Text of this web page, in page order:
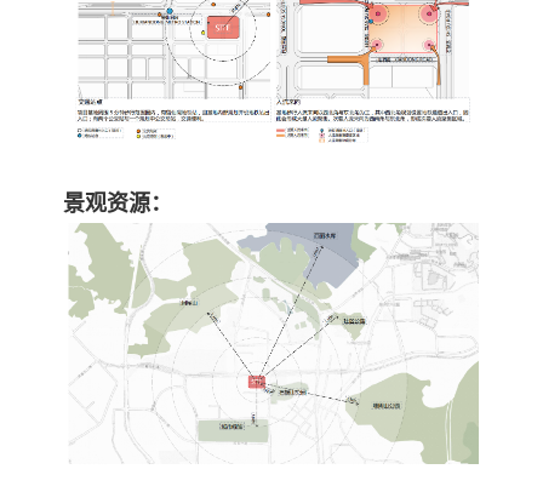
景观资源：